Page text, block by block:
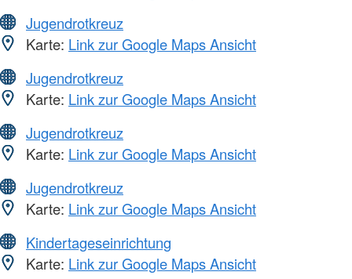
Jugendrotkreuz
Karte: Link zur Google Maps Ansicht
Jugendrotkreuz
Karte: Link zur Google Maps Ansicht
Jugendrotkreuz
Karte: Link zur Google Maps Ansicht
Jugendrotkreuz
Karte: Link zur Google Maps Ansicht
Kindertageseinrichtung
Karte: Link zur Google Maps Ansicht